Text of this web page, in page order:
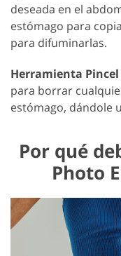
deseada en el
estómago para
para difuminarlas.
Herramienta
para borrar
estómago, dándole
Por qué
Photo